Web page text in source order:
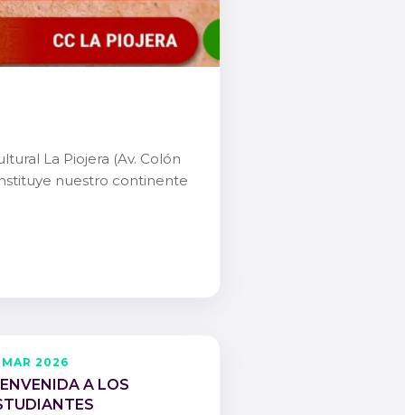
La Piojera (Av. Colón
nuestro continente
MAR 2026
A LOS